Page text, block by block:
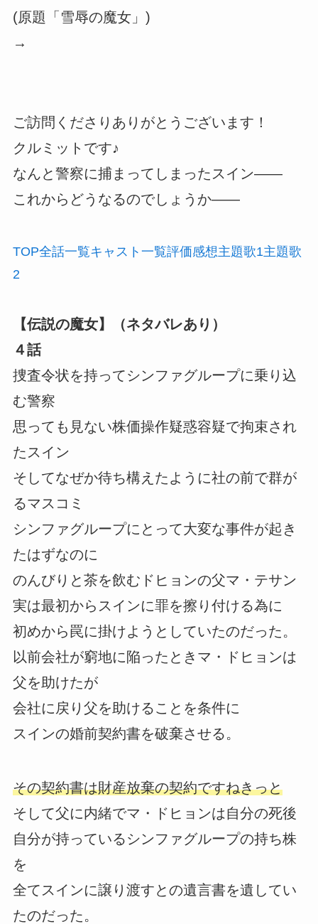
(原題「雪辱の魔女」)
→
ご訪問くださりありがとうございます！
クルミットです♪
なんと警察に捕まってしまったスイン――
これからどうなるのでしょうか――
TOP全話一覧キャスト 一覧評価感想主題歌1主題歌
2
【伝説の魔女】（ネタバレあり）
４話
捜査令状を持ってシンファグループに乗り込
む警察
思っても見ない株価操作疑惑容疑で拘束され
たスイン
そしてなぜか待ち構えたように社の前で群が
るマスコミ
シンファグループにとって大変な事件が起き
たはずなのに
のんびりと茶を飲むドヒョンの父マ・テサン
実は最初からスインに罪を擦り付ける為に
初めから罠に掛けようとしていたのだった。
以前会社が窮地に陥ったときマ・ドヒョンは
父を助けたが
会社に戻り父を助けることを条件に
スインの婚前契約書を破棄させる。
その契約書は財産放棄の契約ですねきっと
そして父に内緒でマ・ドヒョンは自分の死後
自分が持っているシンファグループの持ち株
を
全てスインに譲り渡すとの遺言書を遺してい
たのだった。